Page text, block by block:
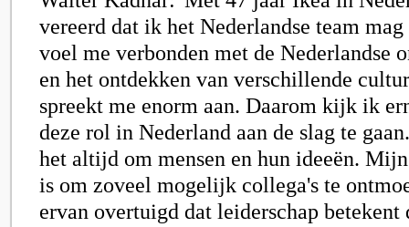
vereerd dat ik het Nederlandse team
voel me verbonden met de Nederlandse
en het ontdekken van verschillende
spreekt me enorm aan. Daarom kijk ik
deze rol in Nederland aan de slag te
het altijd om mensen en hun ideeën.
is om zoveel mogelijk collega's te
ervan overtuigd dat leiderschap betekent